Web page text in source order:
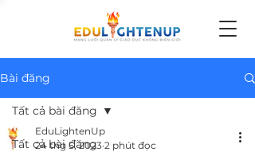
Bài đăng
Tất cả bài đăng
Tất cả bài đăng
EduLightenUp
24 thg 5, 2023 2 phút đọc